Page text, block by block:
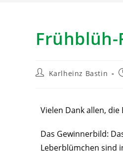
Karlheinz Bastin
Vielen Dank allen,
Das Gewinnerbild:
Leberblümchen sind